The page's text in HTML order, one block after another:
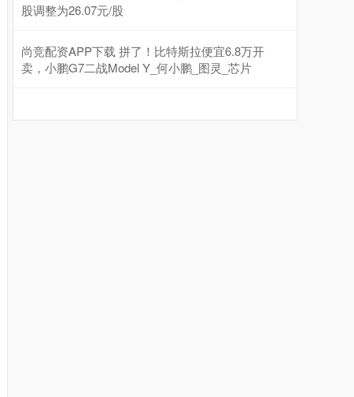
股调整为26.07元/股
尚竞配资APP下载 拼了！比特斯拉便宜6.8万开
卖，小鹏G7二战Model Y_何小鹏_图灵_芯片